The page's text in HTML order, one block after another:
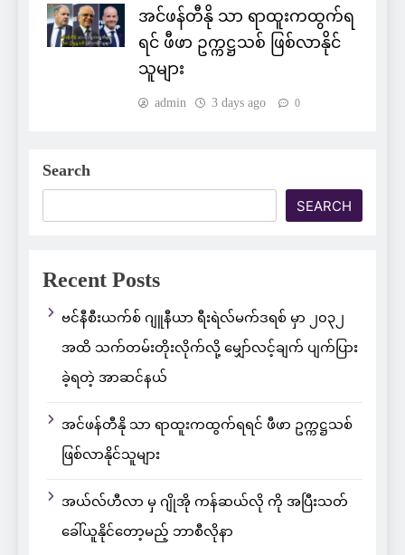
အင်ဖန်တီနို သာ ရာထူးကထွက်ရ
ရင် ဖီဖာ ဥက္ကဋ္ဌသစ် ဖြစ်လာနိုင်
သူများ
admin 3 days ago 0
Search
SEARCH
Recent Posts
ဗင်နီစီးယက်စ် ဂျူနီယာ ရီးရဲလ်မက်ဒရစ် မှာ ၂၀၃၂
အထိ သက်တမ်းတိုးလိုက်လို့ မျှော်လင့်ချက် ပျက်ပြား
ခဲ့ရတဲ့ အာဆင်နယ်
အင်ဖန်တီနို သာ ရာထူးကထွက်ရရင် ဖီဖာ ဥက္ကဋ္ဌသစ်
ဖြစ်လာနိုင်သူများ
အယ်လ်ဟီလာ မှ ဂျိုအို ကန်ဆယ်လို ကို အပြီးသတ်
ခေါ်ယူနိုင်တော့မည့် ဘာစီလိုနာ